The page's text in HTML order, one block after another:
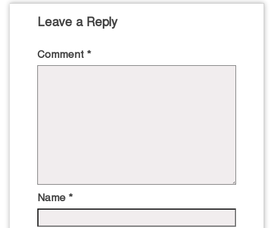
Leave a Reply
Comment *
Name *